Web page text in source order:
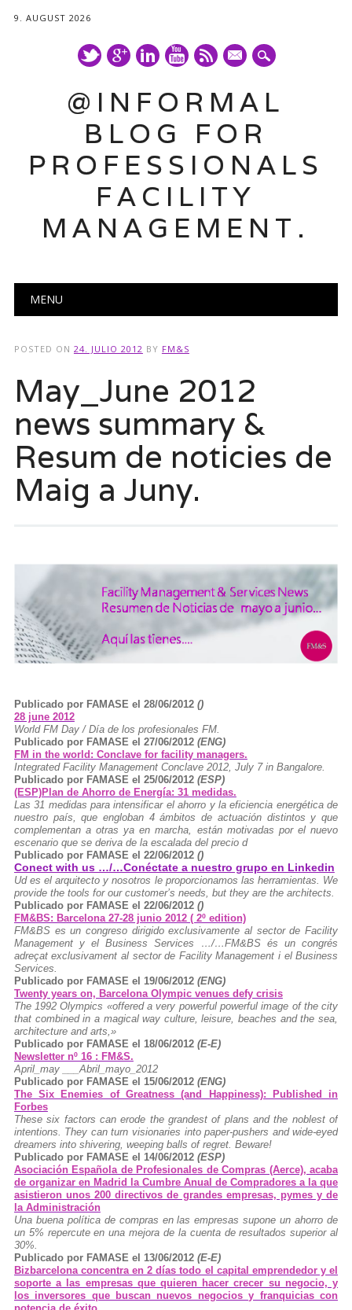
9. AUGUST 2026
mail
@INFORMAL
BLOG FOR
PROFESSIONALS
FACILITY
MANAGEMENT.
Main menu
MENU
POSTED ON 24. JULIO 2012 BY FM&S
May_June 2012
news summary &
Resum de noticies de
Maig a Juny.
Publicado por FAMASE el 28/06/2012 ()
28 june 2012
World FM Day / Día de los profesionales FM.
Publicado por FAMASE el 27/06/2012 (ENG)
FM in the world: Conclave for facility managers.
Integrated Facility Management Conclave 2012, July 7 in Bangalore.
Publicado por FAMASE el 25/06/2012 (ESP)
(ESP)Plan de Ahorro de Energía: 31 medidas.
Las 31 medidas para intensificar el ahorro y la eficiencia energética de
nuestro país, que engloban 4 ámbitos de actuación distintos y que
complementan a otras ya en marcha, están motivadas por el nuevo
escenario que se deriva de la escalada del precio d
Publicado por FAMASE el 22/06/2012 ()
Conect with us …/…Conéctate a nuestro grupo en Linkedin
Ud es el arquitecto y nosotros le proporcionamos las herramientas. We
provide the tools for our customer’s needs, but they are the architects.
Publicado por FAMASE el 22/06/2012 ()
FM&BS: Barcelona 27-28 junio 2012 ( 2º edition)
FM&BS es un congreso dirigido exclusivamente al sector de Facility
Management y el Business Services …/…FM&BS és un congrés
adreçat exclusivament al sector de Facility Management i el Business
Services.
Publicado por FAMASE el 19/06/2012 (ENG)
Twenty years on, Barcelona Olympic venues defy crisis
The 1992 Olympics «offered a very powerful powerful image of the city
that combined in a magical way culture, leisure, beaches and the sea,
architecture and arts,»
Publicado por FAMASE el 18/06/2012 (E-E)
Newsletter nº 16 : FM&S.
April_may ___Abril_mayo_2012
Publicado por FAMASE el 15/06/2012 (ENG)
The Six Enemies of Greatness (and Happiness): Published in
Forbes
These six factors can erode the grandest of plans and the noblest of
intentions. They can turn visionaries into paper-pushers and wide-eyed
dreamers into shivering, weeping balls of regret. Beware!
Publicado por FAMASE el 14/06/2012 (ESP)
Asociación Española de Profesionales de Compras (Aerce), acaba
de organizar en Madrid la Cumbre Anual de Compradores a la que
asistieron unos 200 directivos de grandes empresas, pymes y de
la Administración
Una buena política de compras en las empresas supone un ahorro de
un 5% repercute en una mejora de la cuenta de resultados superior al
30%.
Publicado por FAMASE el 13/06/2012 (E-E)
Bizbarcelona concentra en 2 días todo el capital emprendedor y el
soporte a las empresas que quieren hacer crecer su negocio, y
los inversores que buscan nuevos negocios y franquicias con